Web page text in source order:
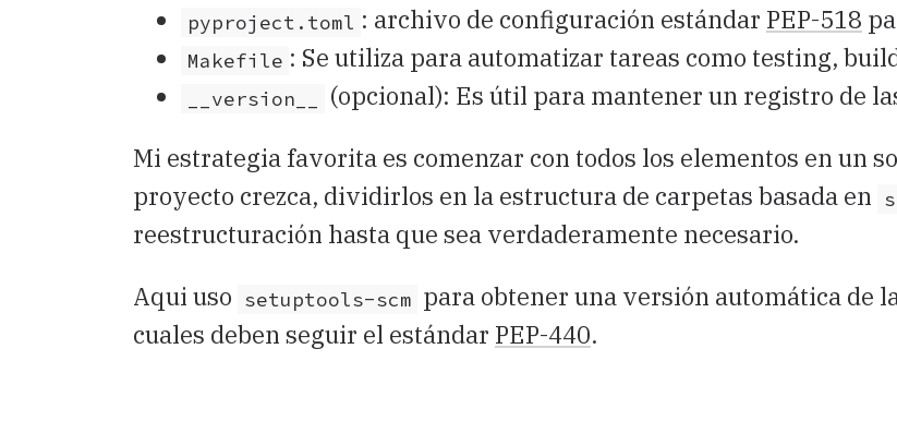
pyproject.toml : archivo de configuración estándar PEP-518
Makefile : Se utiliza para automatizar tareas como testing,
__version__
(opcional): Es útil para mantener un registro de
Mi estrategia favorita es comenzar con todos los elementos en un
proyecto crezca, dividirlos en la estructura de carpetas basada en
reestructuración hasta que sea verdaderamente necesario.
Aqui uso setuptools-scm para obtener una versión automática de
cuales deben seguir el estándar PEP-440.